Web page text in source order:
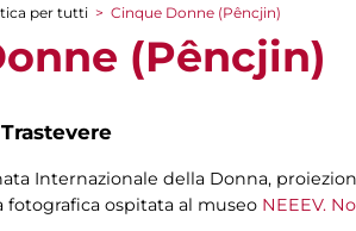
per tutti > Cinque Donne (Pêncjin)
(Pêncjin)
Internazionale della Donna,
fotografica ospitata al museo NEEEV.